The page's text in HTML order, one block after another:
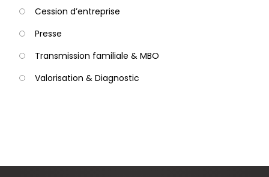
Cession d’entreprise
Presse
Transmission familiale & MBO
Valorisation & Diagnostic